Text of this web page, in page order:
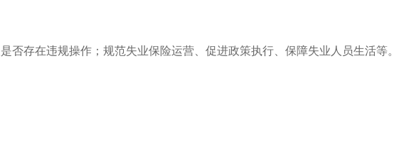
否存在违规操作；规范失业保险运营、促进政策执行、保障失业人员生活等。